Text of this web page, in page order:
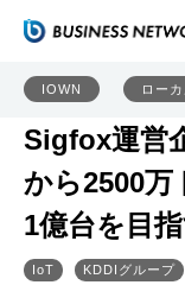
IOWN ロー
Sigfox運営
から2500万
1億台を目指
IoT KDDIグループ